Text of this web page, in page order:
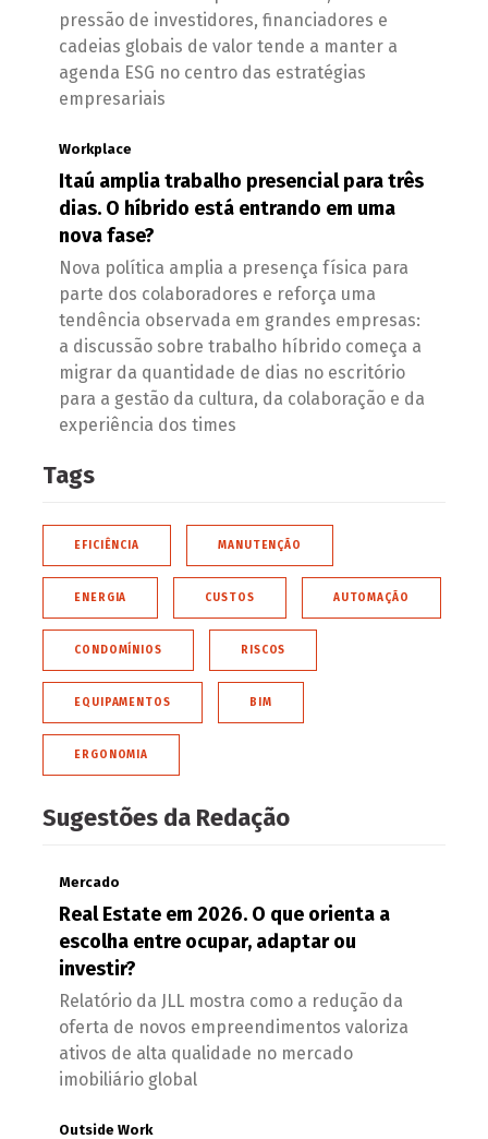
pressão de investidores, financiadores e
cadeias globais de valor tende a manter a
agenda ESG no centro das estratégias
empresariais
Workplace
Itaú amplia trabalho presencial para três
dias. O híbrido está entrando em uma
nova fase?
Nova política amplia a presença física para
parte dos colaboradores e reforça uma
tendência observada em grandes empresas:
a discussão sobre trabalho híbrido começa a
migrar da quantidade de dias no escritório
para a gestão da cultura, da colaboração e da
experiência dos times
Tags
EFICIÊNCIA MANUTENÇÃO
ENERGIA CUSTOS AUTOMAÇÃO
CONDOMÍNIOS RISCOS
EQUIPAMENTOS BIM
ERGONOMIA
Sugestões da Redação
Mercado
Real Estate em 2026. O que orienta a
escolha entre ocupar, adaptar ou
investir?
Relatório da JLL mostra como a redução da
oferta de novos empreendimentos valoriza
ativos de alta qualidade no mercado
imobiliário global
Outside Work